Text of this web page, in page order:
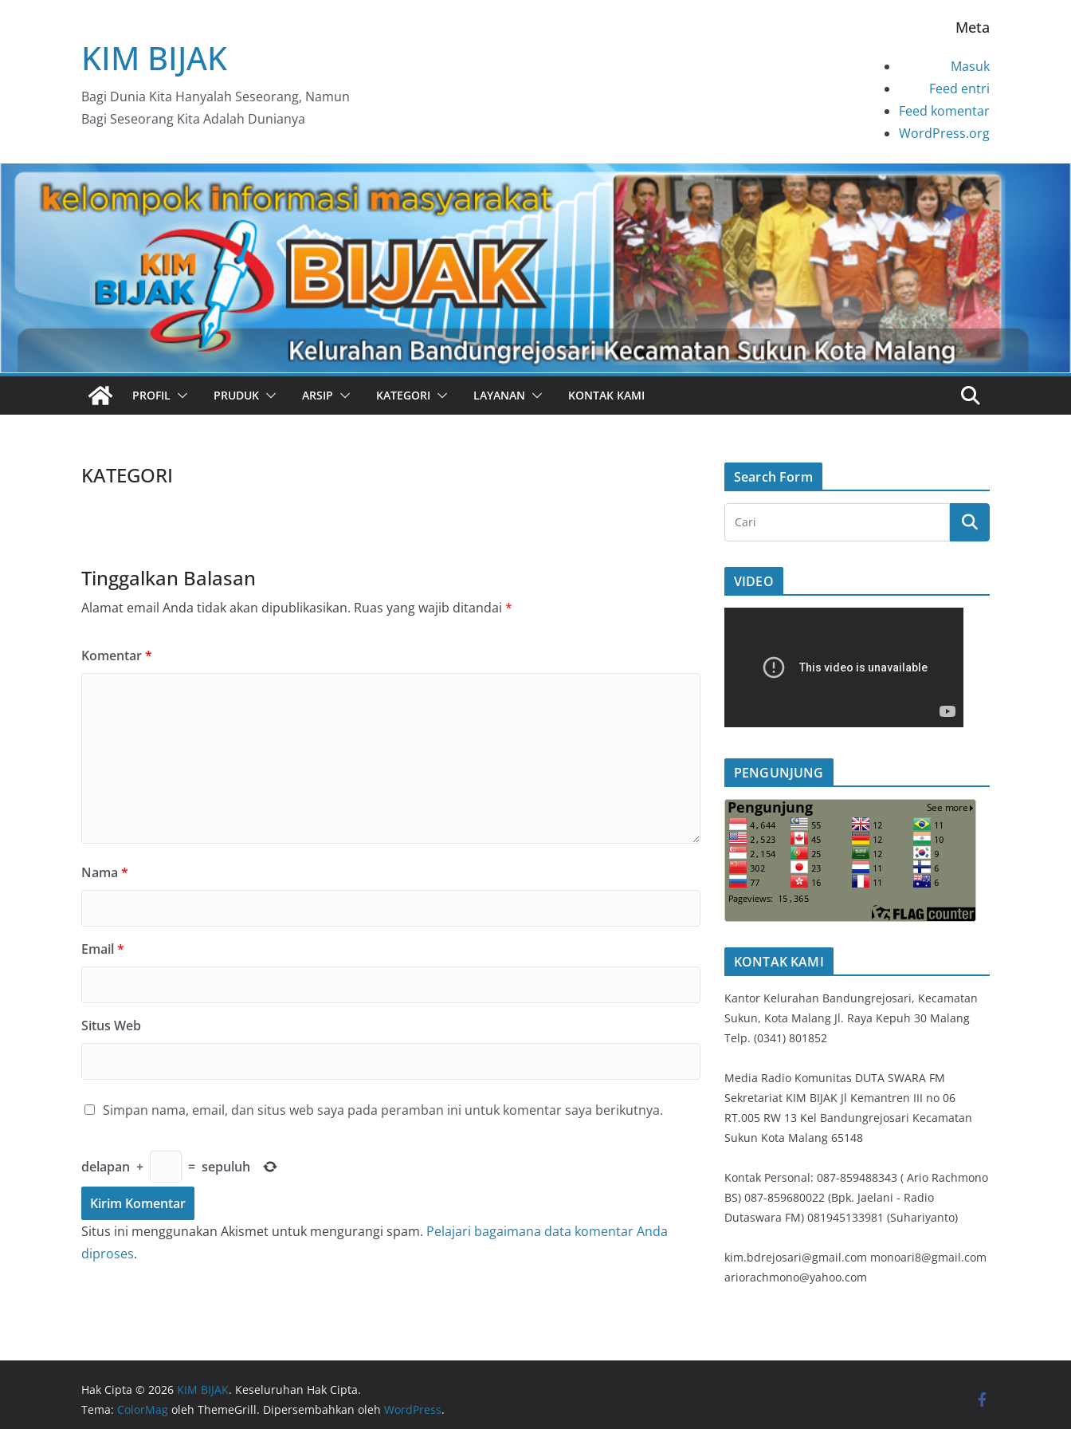
KIM BIJAK
Bagi Dunia Kita Hanyalah Seseorang, Namun
Bagi Seseorang Kita Adalah Dunianya
Meta
Masuk
Feed entri
Feed komentar
WordPress.org
PROFIL PRUDUK ARSIP KATEGORI LAYANAN KONTAK KAMI
KATEGORI
Tinggalkan Balasan
Alamat email Anda tidak akan dipublikasikan. Ruas yang wajib ditandai *
Komentar*
Nama *
Email*
Situs Web
Simpan nama, email, dan situs web saya pada peramban ini untuk komentar saya berikutnya.
delapan + = sepuluh
Situs ini menggunakan Akismet untuk mengurangi spam. Pelajari bagaimana data komentar Anda
diproses.
Search Form
VIDEO
PENGUNJUNG
KONTAK KAMI
Kantor Kelurahan Bandungrejosari, Kecamatan
Sukun, Kota Malang Jl. Raya Kepuh 30 Malang
Telp. (0341) 801852
Media Radio Komunitas DUTA SWARA FM
Sekretariat KIM BIJAK Jl Kemantren III no 06
RT.005 RW 13 Kel Bandungrejosari Kecamatan
Sukun Kota Malang 65148
Kontak Personal: 087-859488343 ( Ario Rachmono
BS) 087-859680022 (Bpk. Jaelani - Radio
Dutaswara FM) 081945133981 (Suhariyanto)
kim.bdrejosari@gmail.com monoari8@gmail.com
ariorachmono@yahoo.com
Hak Cipta © 2026 KIM BIJAK. Keseluruhan Hak Cipta.
Tema: ColorMag oleh ThemeGrill. Dipersembahkan oleh WordPress.